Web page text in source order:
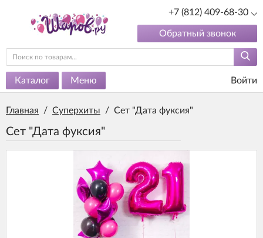
+7 (812) 409-68-30
Обратный звонок
Каталог Меню Войти
Главная / Суперхиты / Сет "Дата фуксия"
Сет "Дата фуксия"